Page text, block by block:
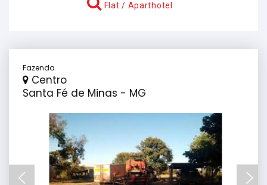
Flat / Aparthotel
Fazenda
Centro
Santa Fé de Minas - MG